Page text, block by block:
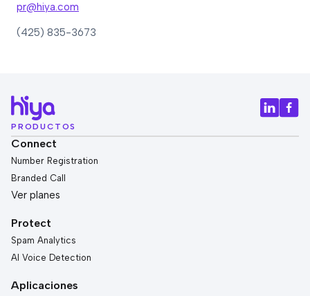
pr@hiya.com
(425) 835-3673
PRODUCTOS
Connect
Number Registration
Branded Call
Ver planes
Protect
Spam Analytics
AI Voice Detection
Aplicaciones